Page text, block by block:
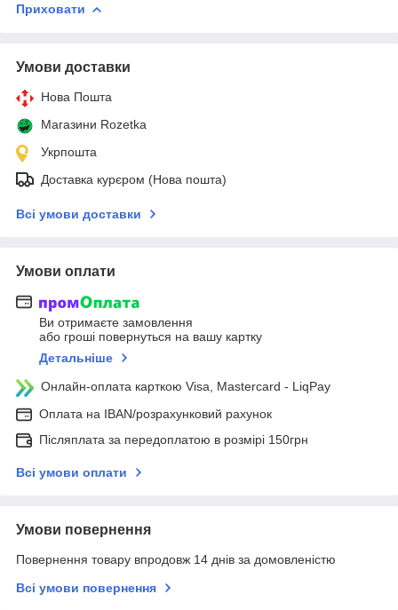
Приховати
Умови доставки
Нова Пошта
Магазини Rozetka
Укрпошта
Доставка курєром (Нова пошта)
Всі умови доставки
Умови оплати
Ви отримаєте замовлення
або гроші повернуться на вашу картку
Детальніше
Онлайн-оплата карткою Visa, Mastercard - LiqPay
Оплата на IBAN/розрахунковий рахунок
Післяплата за передоплатою в розмірі 150грн
Всі умови оплати
Умови повернення
Повернення товару впродовж 14 днів за домовленістю
Всі умови повернення